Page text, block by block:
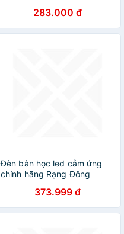
tai của thân đèn, màu sắc
phong phú, hình con vật ngộ
nghĩnh đáng yêu
283.000 đ
Đèn bàn học led cảm ứng
chính hãng Rạng Đông
373.999 đ